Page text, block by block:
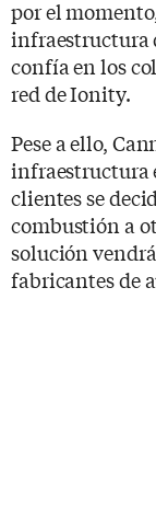
por el
infraestructura
confía en los
red de Ionity.
Pese a ello,
infraestructura
clientes se
combustión a
solución
fabricantes de